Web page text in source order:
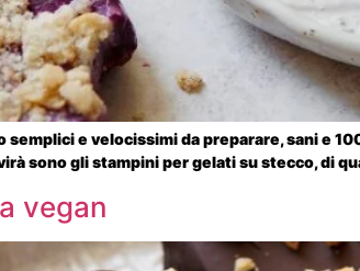
e velocissimi da preparare, sani e
sono gli stampini per gelati su stecco, di
vegan